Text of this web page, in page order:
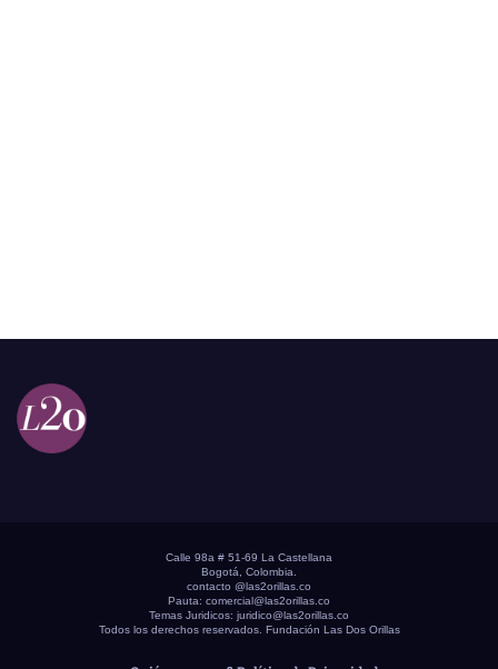
Calle 98a # 51-69 La Castellana
Bogotá, Colombia.
contacto @las2orillas.co
Pauta: comercial@las2orillas.co
Temas Juridicos: juridico@las2orillas.co
Todos los derechos reservados. Fundación Las Dos Orillas